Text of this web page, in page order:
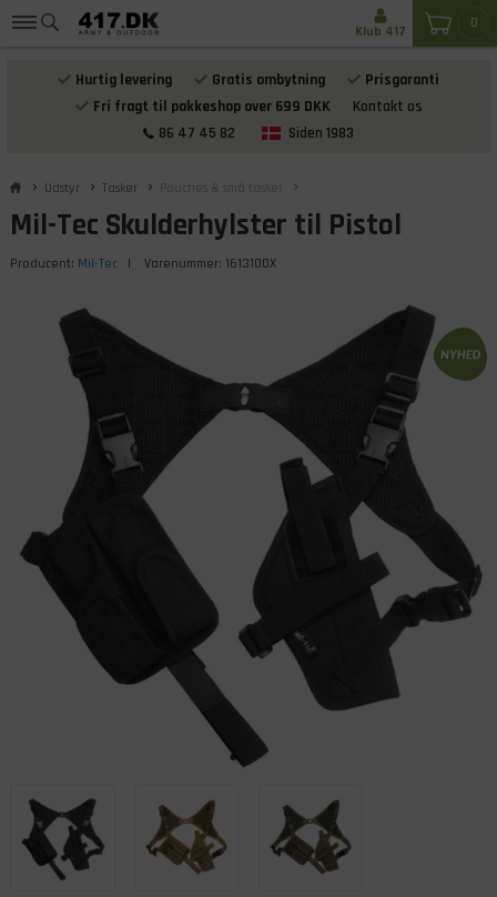
Hurtig levering Gratis ombytning
Prisgaranti
Fri fragt til pakkeshop over 699 DKK
Kontakt os
86 47 45 82
Siden 1983
0
Klub 417
Udstyr Tasker Pouches & små tasker
Mil-Tec Skulderhylster til Pistol
Producent: Mil-Tec | Varenummer: 1613100X